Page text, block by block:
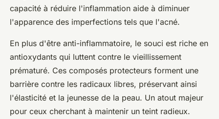
capacité à réduire l'inflammation aide à diminuer
l'apparence des imperfections tels que l'acné.
En plus d'être anti-inflammatoire, le souci est riche en
antioxydants qui luttent contre le vieillissement
prématuré. Ces composés protecteurs forment une
barrière contre les radicaux libres, préservant ainsi
l'élasticité et la jeunesse de la peau. Un atout majeur
pour ceux cherchant à maintenir un teint radieux.